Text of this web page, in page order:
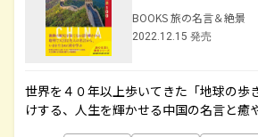
BOOKS 旅の名言＆絶景
2022.12.15 発売
世界を４０年以上歩いてきた「地球の歩
けする、人生を輝かせる中国の名言と癒